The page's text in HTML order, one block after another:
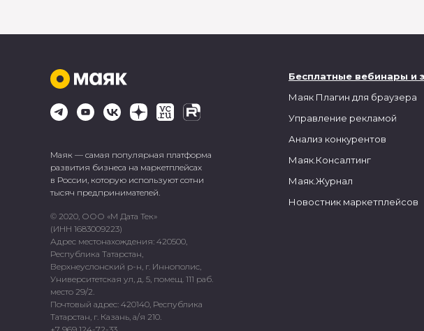
Маяк — самая популярная платформа
развития бизнеса на маркетплейсах
в России, которую используют сотни
тысяч предпринимателей.
© 2020, ООО «М Дата Тек»
(ИНН 1683009223)
Адрес местонахождения: 420500,
Республика Татарстан,
Верхнеуслонский р-н, г. Иннополис,
Университетская ул, д. 5, помещ. 111 раб.
место 29/2.
Почтовый адрес: 420140, Республика
Татарстан, г. Казань, а/я 210.
Бесплатные вебинары и
Маяк Плагин для браузера
Управление рекламой
Анализ конкурентов
Маяк.Консалтинг
Маяк.Журнал
Новостник маркетплейсов